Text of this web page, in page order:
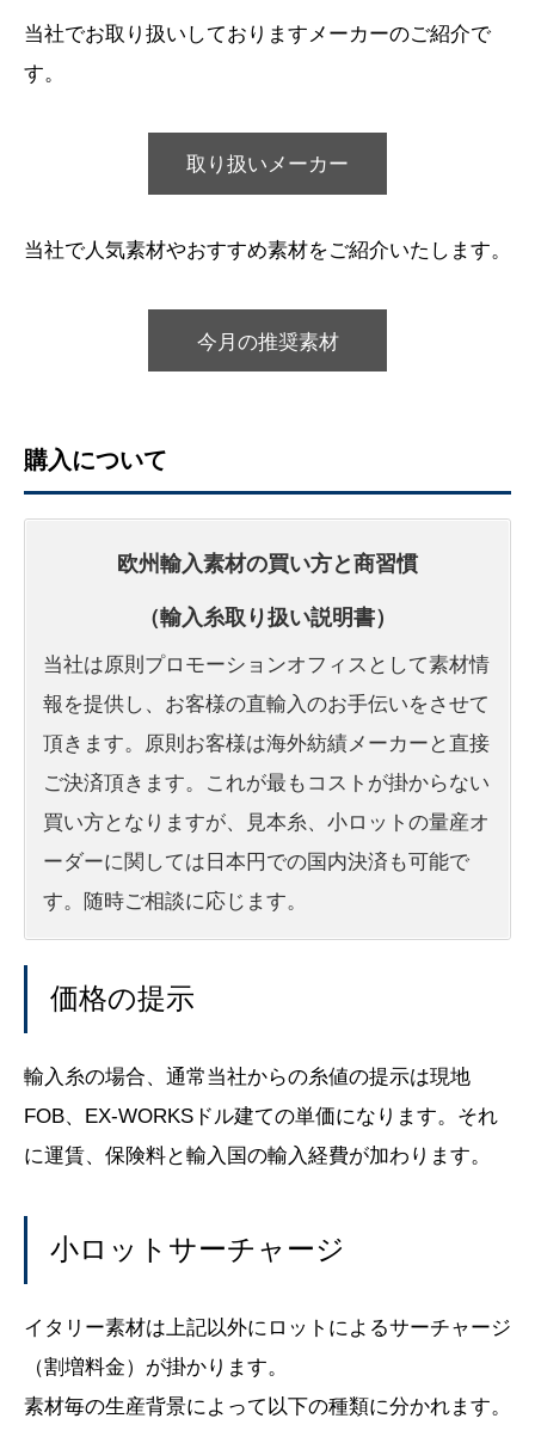
当社でお取り扱いしておりますメーカーのご紹介で
す。
取り扱いメーカー
当社で人気素材やおすすめ素材をご紹介いたします。
今月の推奨素材
購入について
欧州輸入素材の買い方と商習慣
（輸入糸取り扱い説明書）
当社は原則プロモーションオフィスとして素材情
報を提供し、お客様の直輸入のお手伝いをさせて
頂きます。原則お客様は海外紡績メーカーと直接
ご決済頂きます。これが最もコストが掛からない
買い方となりますが、見本糸、小ロットの量産オ
ーダーに関しては日本円での国内決済も可能で
す。随時ご相談に応じます。
価格の提示
輸入糸の場合、通常当社からの糸値の提示は現地
FOB、EX-WORKSドル建ての単価になります。それ
に運賃、保険料と輸入国の輸入経費が加わります。
小ロットサーチャージ
イタリー素材は上記以外にロットによるサーチャージ
（割増料金）が掛かります。
素材毎の生産背景によって以下の種類に分かれます。